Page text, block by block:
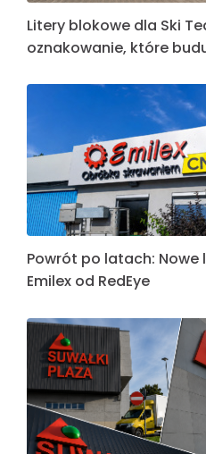
Litery blokowe dla Ski
oznakowanie, które
Powrót po latach:
Emilex od RedEye